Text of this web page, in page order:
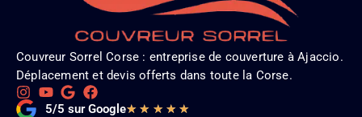
Couvreur Sorrel Corse : entreprise de couverture à Ajaccio.
Déplacement et devis offerts dans toute la Corse.
5/5 sur Google★ ★ ★ ★ ★Noté